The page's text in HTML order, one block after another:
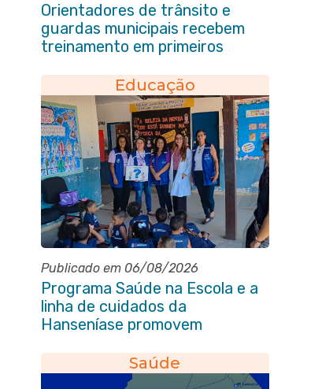
Orientadores de trânsito e
guardas municipais recebem
treinamento em primeiros
Educação
Publicado em 06/08/2026
Programa Saúde na Escola e a
linha de cuidados da
Hanseníase promovem
hanseníase na E.M Adelaide de
Magalhães Seabra
Saúde